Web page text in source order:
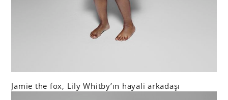
Jamie the fox, Lily Whitby’ın hayali arkadaşı